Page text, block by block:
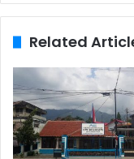
Related